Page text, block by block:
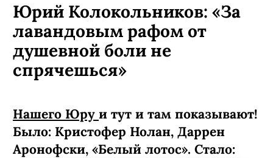
Юрий Колокольников: «За
лавандовым рафом от
душевной боли не
спрячешься»
Нашего Юру и тут и там показывают!
Было: Кристофер Нолан, Даррен
Аронофски, «Белый лотос». Стало: